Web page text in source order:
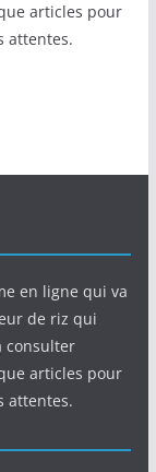
articles pour
attentes.
en ligne qui va
de riz qui
consulter
articles pour
attentes.